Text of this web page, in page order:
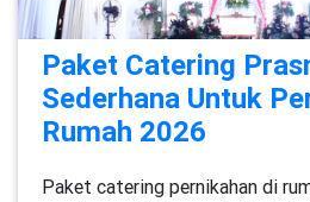
Paket Catering
Sederhana Untuk
Rumah 2026
Paket catering pernikahan di